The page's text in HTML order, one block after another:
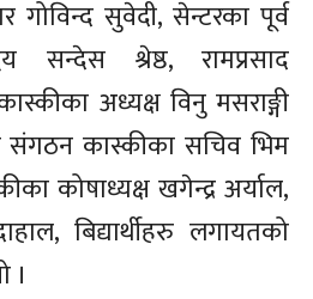
सुवेदी, सेन्टरका पूर्व
सन्देस श्रेष्ठ, रामप्रसाद
अध्यक्ष विनु मसराङ्गी
संगठन कास्कीका सचिव भिम
कोषाध्यक्ष खगेन्द्र अर्याल,
बिद्यार्थीहरु लगायतको
।